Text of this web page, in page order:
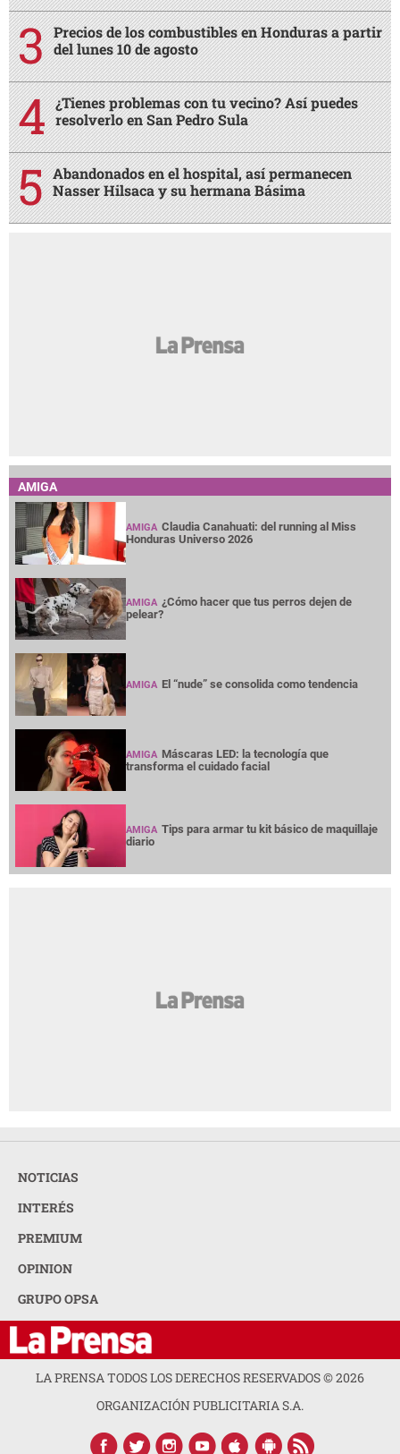
Precios de los combustibles en Honduras a partir
del lunes 10 de agosto
¿Tienes problemas con tu vecino? Así puedes
resolverlo en San Pedro Sula
Abandonados en el hospital, así permanecen
Nasser Hilsaca y su hermana Básima
AMIGA
AMIGA Claudia Canahuati: del running al Miss
Honduras Universo 2026
AMIGA ¿Cómo hacer que tus perros dejen de
pelear?
AMIGA El “nude” se consolida como tendencia
AMIGA Máscaras LED: la tecnología que
transforma el cuidado facial
AMIGA Tips para armar tu kit básico de maquillaje
diario
NOTICIAS
INTERÉS
PREMIUM
OPINION
GRUPO OPSA
LA PRENSA TODOS LOS DERECHOS RESERVADOS ©2026
ORGANIZACIÓN PUBLICITARIA S.A.